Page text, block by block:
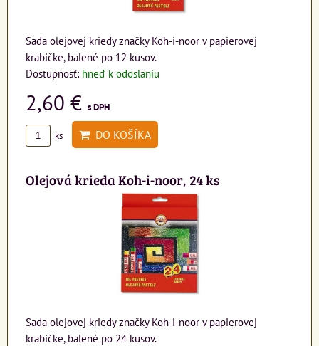
Sada olejovej kriedy značky Koh-i-noor v papierovej
krabičke, balené po 12 kusov.
Dostupnosť: hneď k odoslaniu
2,60 € s DPH
ks DO KOŠÍKA
Olejová krieda Koh-i-noor, 24 ks
Sada olejovej kriedy značky Koh-i-noor v papierovej
krabičke, balené po 24 kusov.